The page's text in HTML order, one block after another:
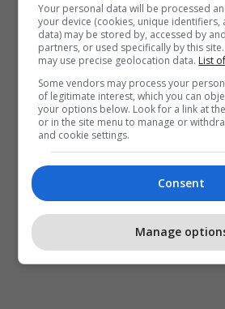
Your personal data will be processed
your device (cookies, unique identifiers,
data) may be stored by, accessed by
partners, or used specifically by this
may use precise geolocation data. List
Some vendors may process your
of legitimate interest, which you can
your options below. Look for a link at
or in the site menu to manage or
and cookie settings.
Consent
Manage